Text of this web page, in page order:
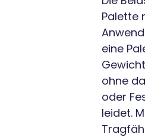
Palette
eine
ohne
oder
leidet.